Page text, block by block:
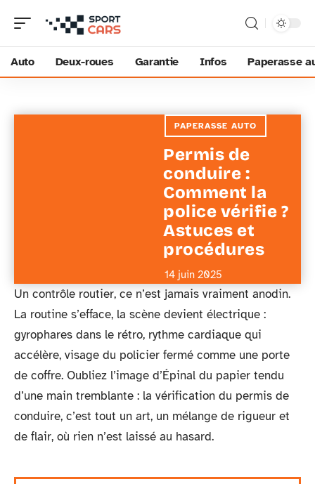
Auto Deux-roues Garantie Infos Paperasse
PAPERASSE AUTO
Permis de
conduire :
Comment la
police vérifie ?
Astuces et
procédures
14 juin 2025
Un contrôle routier, ce n’est jamais vraiment anodin.
La routine s’efface, la scène devient électrique :
gyrophares dans le rétro, rythme cardiaque qui
accélère, visage du policier fermé comme une porte
de coffre. Oubliez l’image d’Épinal du papier tendu
d’une main tremblante : la vérification du permis de
conduire, c’est tout un art, un mélange de rigueur et
de flair, où rien n’est laissé au hasard.